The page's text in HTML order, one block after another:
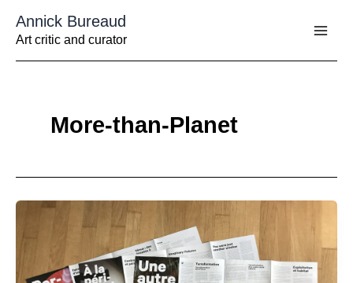
contenu
Annick Bureaud
Art critic and curator
More-than-Planet